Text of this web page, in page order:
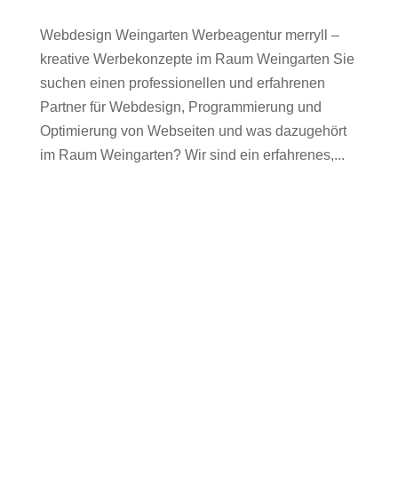
Webdesign Weingarten Werbeagentur merryll –
kreative Werbekonzepte im Raum Weingarten Sie
suchen einen professionellen und erfahrenen
Partner für Webdesign, Programmierung und
Optimierung von Webseiten und was dazugehört
im Raum Weingarten? Wir sind ein erfahrenes,...